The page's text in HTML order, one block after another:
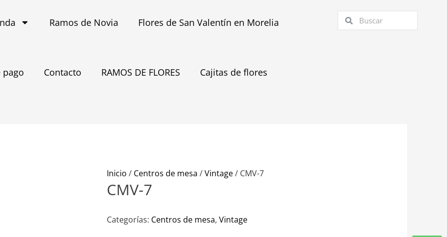
Ramos de Novia Flores de San Valentín en Morelia
pago Contacto RAMOS DE FLORES Cajitas de flores
BuscarBuscar
Inicio / Centros de mesa /Vintage/ CMV-7
CMV-7
Categorías: Centros de mesa,Vintage